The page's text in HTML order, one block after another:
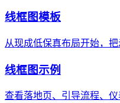
线框图模板
从现成低保真布局开始，
线框图示例
查看落地页、引导流程、仪